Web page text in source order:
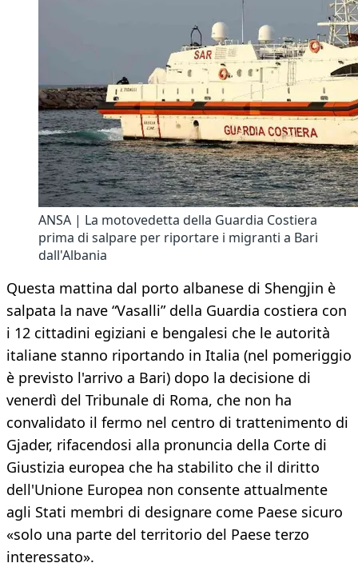
ANSA | La motovedetta della Guardia Costiera
prima di salpare per riportare i migranti a Bari
dall'Albania
Questa mattina dal porto albanese di Shengjin è
salpata la nave “Vasalli” della Guardia costiera con
i 12 cittadini egiziani e bengalesi che le autorità
italiane stanno riportando in Italia (nel pomeriggio
è previsto l'arrivo a Bari) dopo la decisione di
venerdì del Tribunale di Roma, che non ha
convalidato il fermo nel centro di trattenimento di
Gjader, rifacendosi alla pronuncia della Corte di
Giustizia europea che ha stabilito che il diritto
dell'Unione Europea non consente attualmente
agli Stati membri di designare come Paese sicuro
«solo una parte del territorio del Paese terzo
interessato».